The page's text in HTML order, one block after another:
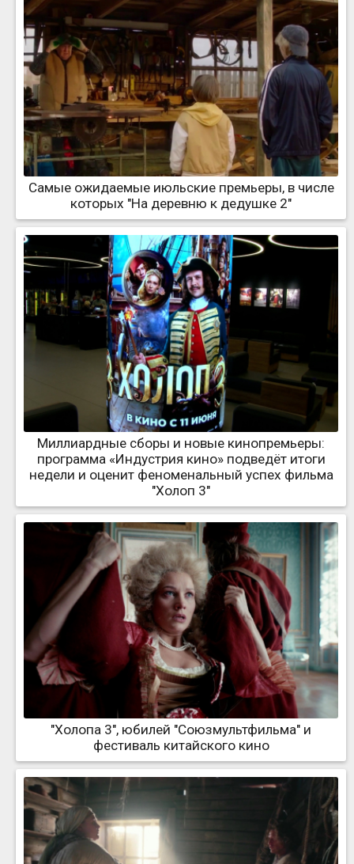
Самые ожидаемые июльские премьеры, в числе
которых "На деревню к дедушке 2"
Миллиардные сборы и новые кинопремьеры:
программа «Индустрия кино» подведёт итоги
недели и оценит феноменальный успех фильма
"Холоп 3"
"Холопа 3", юбилей "Союзмультфильма" и
фестиваль китайского кино